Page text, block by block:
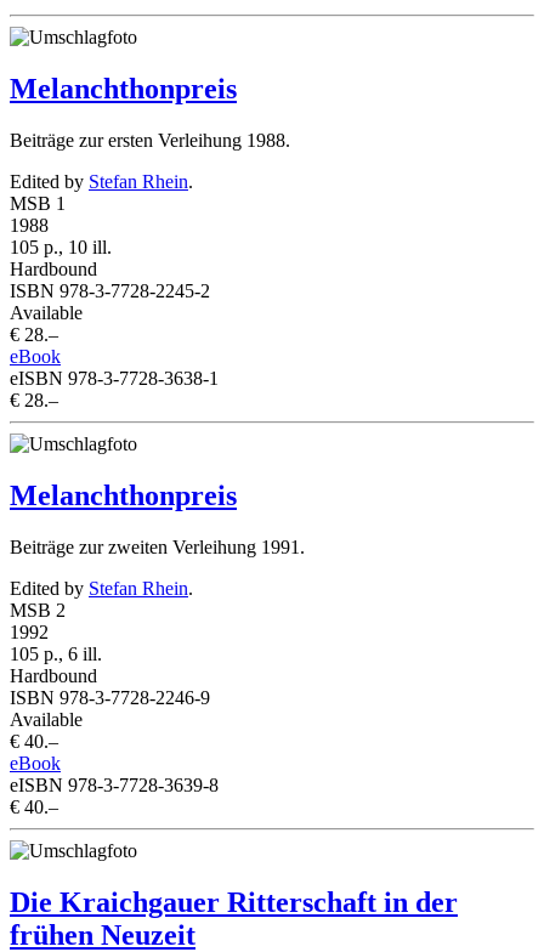
Melanchthonpreis
Beiträge zur ersten Verleihung 1988.
Edited by Stefan Rhein.
MSB 1
1988
105 p., 10 ill.
Hardbound
ISBN 978-3-7728-2245-2
Available
€ 28.–
eBook
eISBN 978-3-7728-3638-1
€ 28.–
Melanchthonpreis
Beiträge zur zweiten Verleihung 1991.
Edited by Stefan Rhein.
MSB 2
1992
105 p., 6 ill.
Hardbound
ISBN 978-3-7728-2246-9
Available
€ 40.–
eBook
eISBN 978-3-7728-3639-8
€ 40.–
Die Kraichgauer Ritterschaft in der
frühen Neuzeit